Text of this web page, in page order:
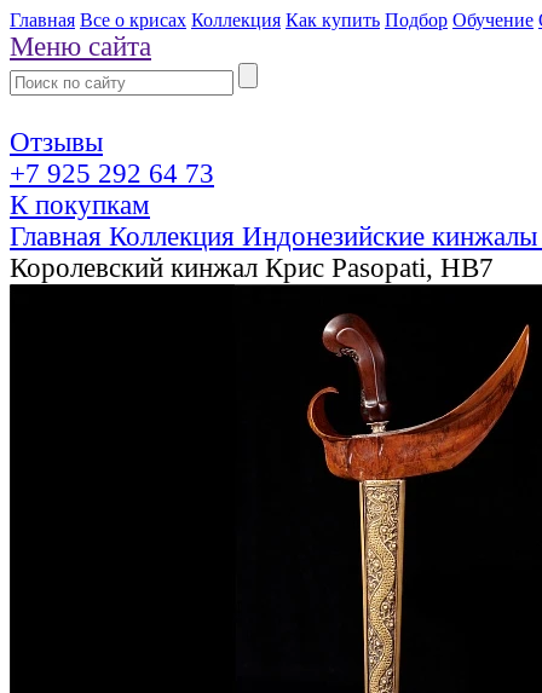
Главная Все о крисах Коллекция Как купить Подбор Обучение
Меню сайта
Отзывы
+7 925 292 64 73
К покупкам
Главная Коллекция Индонезийские
Королевский кинжал Крис Pasopati, HB7